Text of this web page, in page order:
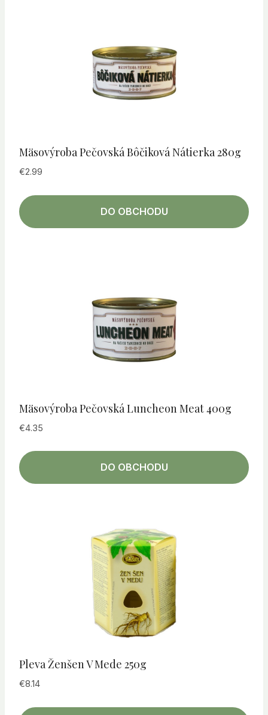
Mäsovýroba Pečovská Bôčiková Nátierka 280g
€2.99
DO OBCHODU
Mäsovýroba Pečovská Luncheon Meat 400g
€4.35
DO OBCHODU
Pleva Ženšen V Mede 250g
€8.14